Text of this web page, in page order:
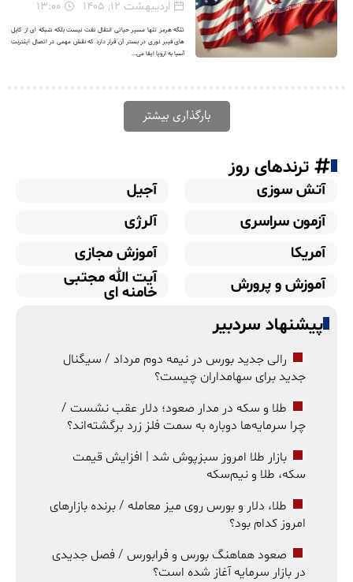
اردیبهشت ۱۲, ۱۴۰۵
تنگه هرمز تنها مسیر حیاتی انتقال نفت نیست بلکه شبکه ای از کابل
های فیبر نوری در بستر آن قرار دارد که نقش مهمی در اتصال اینترنت
آسیا به اروپا ایفا می...
بارگذاری بیشتر
ترندهای روز
آتش سوزی
آجیل
آزمون سراسری
آلرژی
آمریکا
آموزش مجازی
آموزش و پرورش
آیت الله مجتبی
خامنه ای
پیشنهاد سردبیر
رالی جدید بورس در نیمه دوم مرداد / سیگنال
جدید برای سهامداران چیست؟
طلا و سکه در مدار صعود؛ دلار عقب نشست /
چرا سرمایه‌ها دوباره به سمت فلز زرد برگشته‌اند؟
بازار طلا امروز سبزپوش شد | افزایش قیمت
سکه، طلا و نیم‌سکه
طلا، دلار و بورس روی میز معامله / برنده بازارهای
امروز کدام بود؟
صعود هماهنگ بورس و فرابورس / فصل جدیدی
در بازار سرمایه آغاز شده است؟